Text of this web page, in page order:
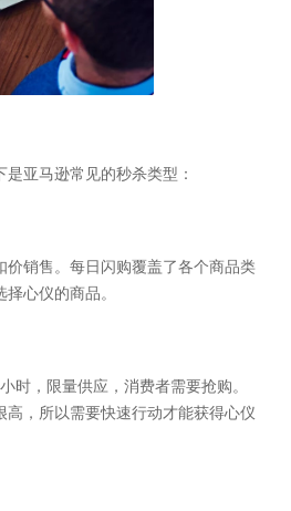
亚马逊常见的秒杀类型：
价销售。每日闪购覆盖了各个商品类
心仪的商品。
时，限量供应，消费者需要抢购。
，所以需要快速行动才能获得心仪